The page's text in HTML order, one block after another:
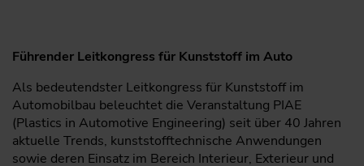
Führender Leitkongress für Kunststoff im Auto
Als bedeutendster Leitkongress für Kunststoff im
Automobilbau beleuchtet die Veranstaltung PIAE
(Plastics in Automotive Engineering) seit über 40 Jahren
aktuelle Trends, kunststofftechnische Anwendungen
sowie deren Einsatz im Bereich Interieur, Exterieur und